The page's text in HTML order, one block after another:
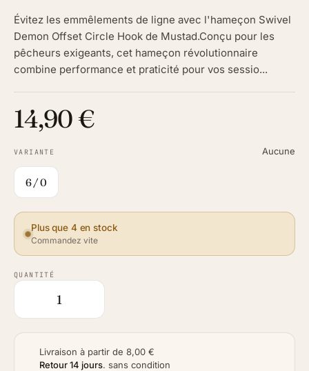
Évitez les emmêlements de ligne avec l'hameçon Swivel
Demon Offset Circle Hook de Mustad.Conçu pour les
pêcheurs exigeants, cet hameçon révolutionnaire
combine performance et praticité pour vos sessio...
14,90 €
VARIANTE Aucune
6 / 0
Plus que 4 en stock
Commandez vite
QUANTITÉ
Livraison à partir de 8,00 €
Retour 14 jours. sans condition